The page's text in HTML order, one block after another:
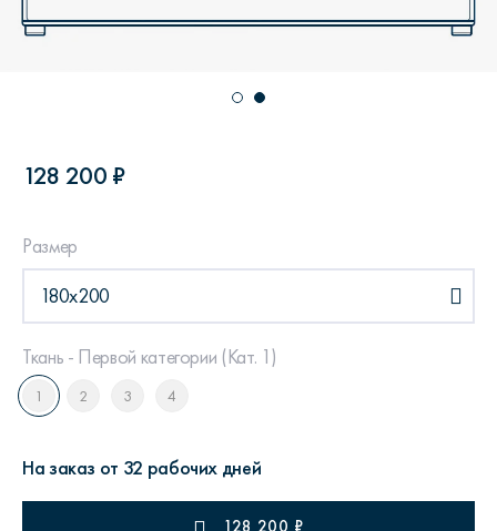
128 200 ₽
Размер
180х200
Ткань - Первой категории (Кат. 1)
1 2 3 4
На заказ от 32 рабочих дней
128 200 ₽